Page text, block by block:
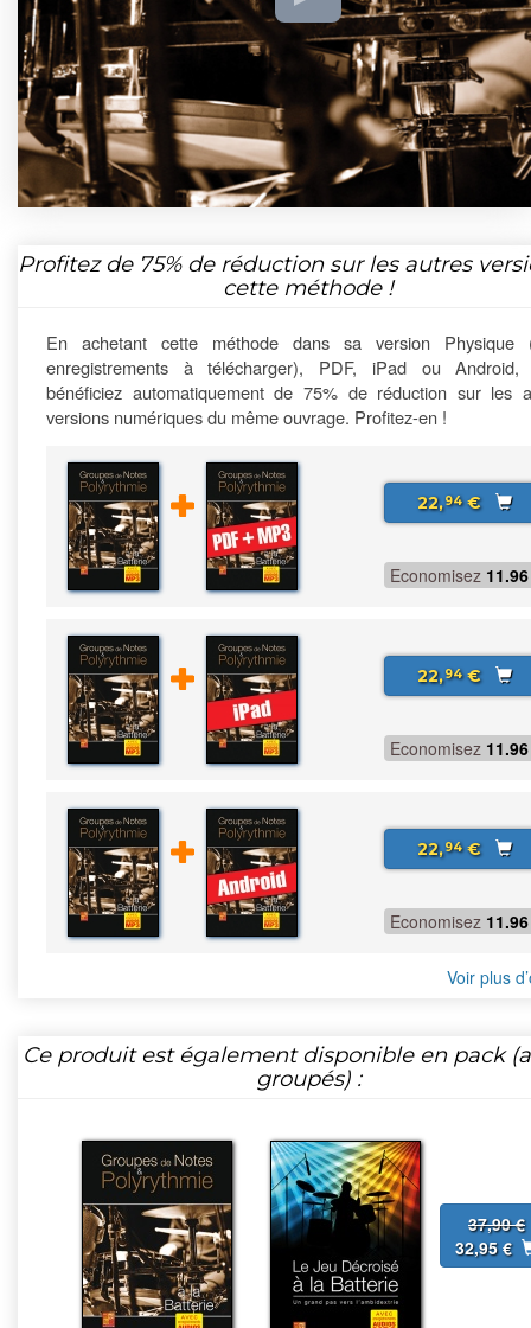
Profitez de 75%de réduction sur les autres
cette méthode !
En achetant cette méthode dans sa version Physique
enregistrements à télécharger), PDF, iPad ou Android,
bénéficiez automatiquement de 75% de réduction sur les
versions numériques du même ouvrage. Profitez-en !
22,94€
Economisez 11.96
22,94€
Economisez 11.96
22,94€
Economisez 11.96
Voir plus
Ce produit est également disponible en pack
groupés) :
37,90 €
32,95 €